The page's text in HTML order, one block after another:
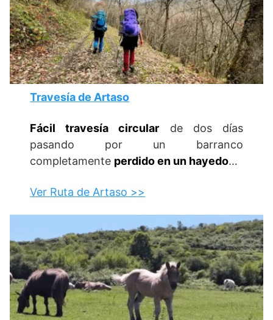
Travesía de Artaso
Fácil travesía circular de dos días
pasando por un barranco
completamente perdido en un hayedo…
Ver Ruta de Artaso >>